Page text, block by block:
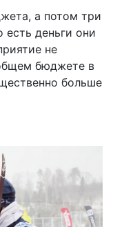
а потом три
есть деньги они
не
бюджете в
больше